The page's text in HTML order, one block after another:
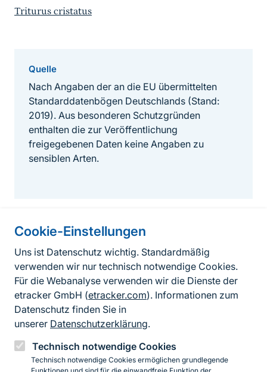
Cookie-Einstellungen
Uns ist Datenschutz wichtig. Standardmäßig
verwenden wir nur technisch notwendige Cookies.
Für die Webanalyse verwenden wir die Dienste der
etracker GmbH (etracker.com). Informationen zum
Datenschutz finden Sie in
unserer Datenschutzerklärung.
Technisch notwendige Cookies
Technisch notwendige Cookies ermöglichen grundlegende
Triturus cristatus
Quelle
Nach Angaben der an die EU übermittelten
Standarddatenbögen Deutschlands (Stand:
2019). Aus besonderen Schutzgründen
enthalten die zur Veröffentlichung
freigegebenen Daten keine Angaben zu
sensiblen Arten.
Informationen zur Seite
FußzeileKontakt zum BfN
Kontaktformular
Erklärung zur Barrierefreiheit
Impressum
Datenschutz